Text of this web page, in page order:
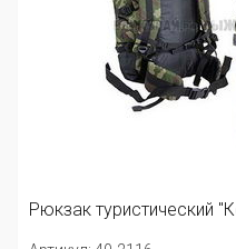
40-70 литров